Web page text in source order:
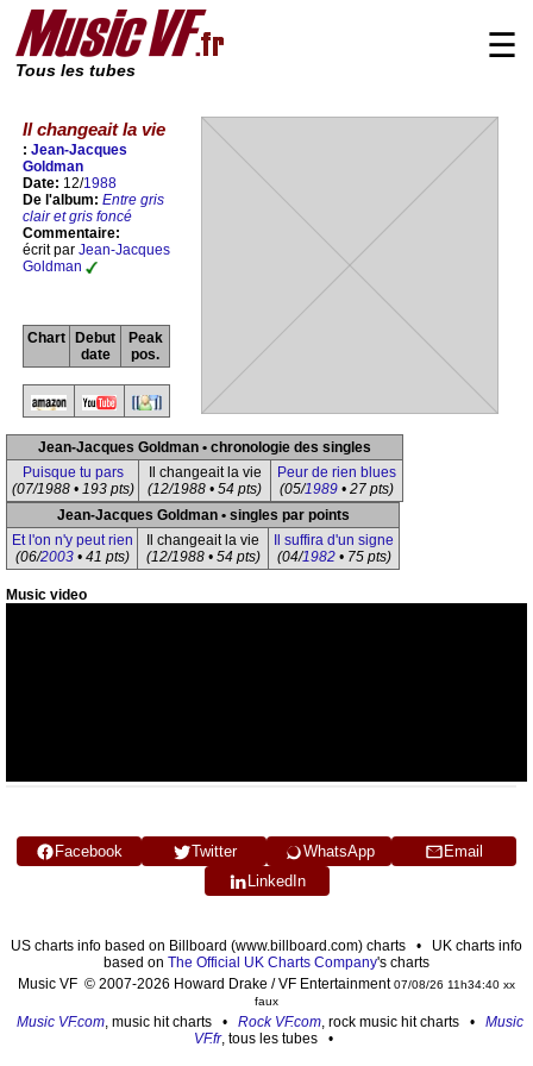
Tous les tubes
☰
Il changeait la vie
: Jean-Jacques
Goldman
Date: 12/1988
De l'album: Entre gris
clair et gris foncé
Commentaire:
écrit par Jean-Jacques
Goldman
Chart
Debut
date
Peak
pos.
Jean-Jacques Goldman • chronologie des singles
Puisque tu pars
(07/1988 • 193 pts)
Il changeait la vie
(12/1988 • 54 pts)
Peur de rien blues
(05/1989 • 27 pts)
Jean-Jacques Goldman • singles par points
Et l'on n'y peut rien
(06/2003• 41 pts)
Il changeait la vie
(12/1988 • 54 pts)
Il suffira d'un signe
(04/1982• 75 pts)
Music video
Facebook Twitter WhatsApp
Email
LinkedIn
US charts info based on Billboard (www.billboard.com) charts • UK charts info
based on The Official UK Charts Company's charts
Music VF © 2007-2026 Howard Drake / VF Entertainment07/08/26 11h34:40 xx
faux
Music VF.com, music hit charts • Rock VF.com, rock music hit charts • Music
VF.fr, tous les tubes •